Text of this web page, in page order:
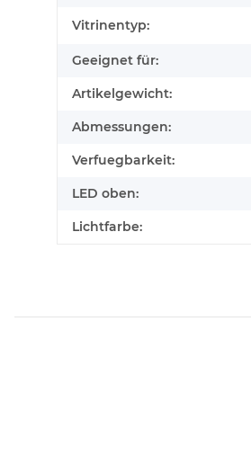
Vitrinentyp:
Geeignet für:
Artikelgewicht:
Abmessungen:
Verfuegbarkeit:
LED oben:
Lichtfarbe: